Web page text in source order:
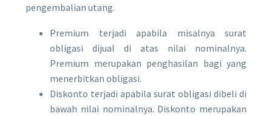
pengembalian utang.
Premium terjadi apabila misalnya surat
obligasi dijual di atas nilai nominalnya.
Premium merupakan penghasilan bagi yang
menerbitkan obligasi.
Diskonto terjadi apabila surat obligasi dibeli di
bawah nilai nominalnya. Diskonto merupakan